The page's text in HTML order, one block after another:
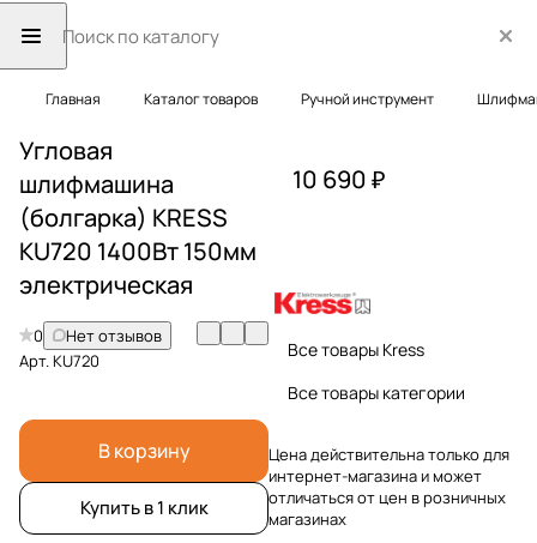
Главная Каталог товаров Ручной инструмент
Угловая
шлифмашина
(болгарка) KRESS
KU720 1400Вт 150мм
электрическая
0
Нет отзывов
Арт.KU720
В корзину
Купить в 1 клик
10 690 ₽
Все товары Kress
Все товары категории
Цена действительна только для
интернет-магазина и может
отличаться от цен в розничных
магазинах